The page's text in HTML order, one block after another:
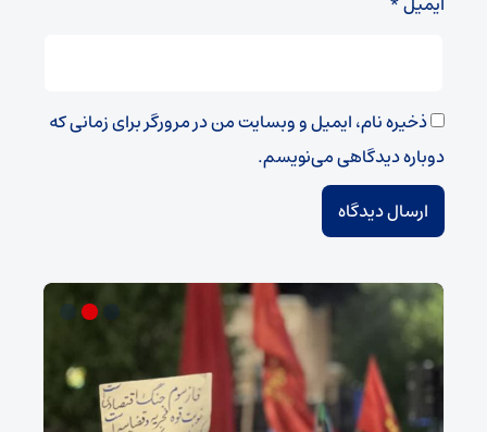
ذخیره نام، ایمیل و وبسایت من در مرورگر برای زمانی که
دوباره دیدگاهی می‌نویسم.